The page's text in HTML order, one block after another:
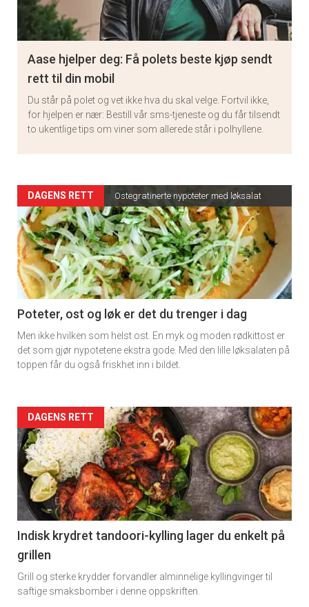
Aase hjelper deg: Få polets beste kjøp sendt
rett til din mobil
Du står på polet og vet ikke hva du skal velge. Fortvil ikke,
for hjelpen er nær: Bestill vår sms-tjeneste og du får tilsendt
to ukentlige tips om viner som allerede står i polhyllene.
Artikler
detail
-
section
11
DAGENS RETT Ostegratinerte nypoteter med løksalat
Poteter, ost og løk er det du trenger i dag
Men ikke hvilken som helst ost. En myk og moden rødkittost er
det som gjør nypotetene ekstra gode. Med den lille løksalaten på
toppen får du også friskhet inn i bildet.
Artikler
detail
-
section
11
Dagens
rett
DAGENS RETT
Indisk krydret tandoori-kylling lager du enkelt på
grillen
Grill og sterke krydder forvandler alminnelige kyllingvinger til
saftige smaksbomber i denne oppskriften.